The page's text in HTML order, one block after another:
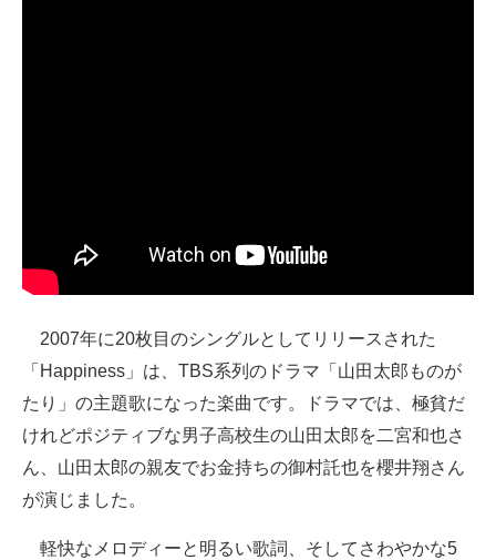
2007年に20枚目のシングルとしてリリースされた
「Happiness」は、TBS系列のドラマ「山田太郎ものが
たり」の主題歌になった楽曲です。ドラマでは、極貧だ
けれどポジティブな男子高校生の山田太郎を二宮和也さ
ん、山田太郎の親友でお金持ちの御村託也を櫻井翔さん
が演じました。
軽快なメロディーと明るい歌詞、そしてさわやかな5